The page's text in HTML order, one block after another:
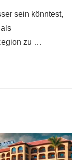
sein könntest,
zu …